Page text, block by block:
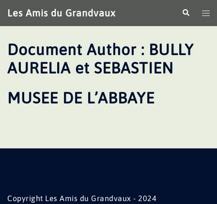
au
contenu
Les Amis du Grandvaux
le
Document Author : BULLY
AURELIA et SEBASTIEN
MUSEE DE L’ABBAYE
Copyright Les Amis du Grandvaux - 2024